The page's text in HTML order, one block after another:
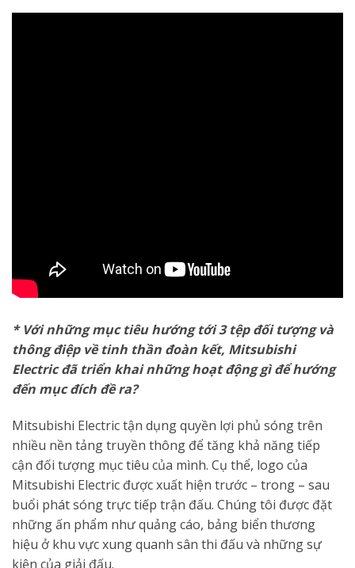
* Với những mục tiêu hướng tới 3 tệp đối tượng và
thông điệp về tinh thần đoàn kết, Mitsubishi
Electric đã triển khai những hoạt động gì để hướng
đến mục đích đề ra?
Mitsubishi Electric tận dụng quyền lợi phủ sóng trên
nhiều nền tảng truyền thông để tăng khả năng tiếp
cận đối tượng mục tiêu của mình. Cụ thể, logo của
Mitsubishi Electric được xuất hiện trước – trong – sau
buổi phát sóng trực tiếp trận đấu. Chúng tôi được đặt
những ấn phẩm như quảng cáo, bảng biển thương
hiệu ở khu vực xung quanh sân thi đấu và những sự
kiện của giải đấu.